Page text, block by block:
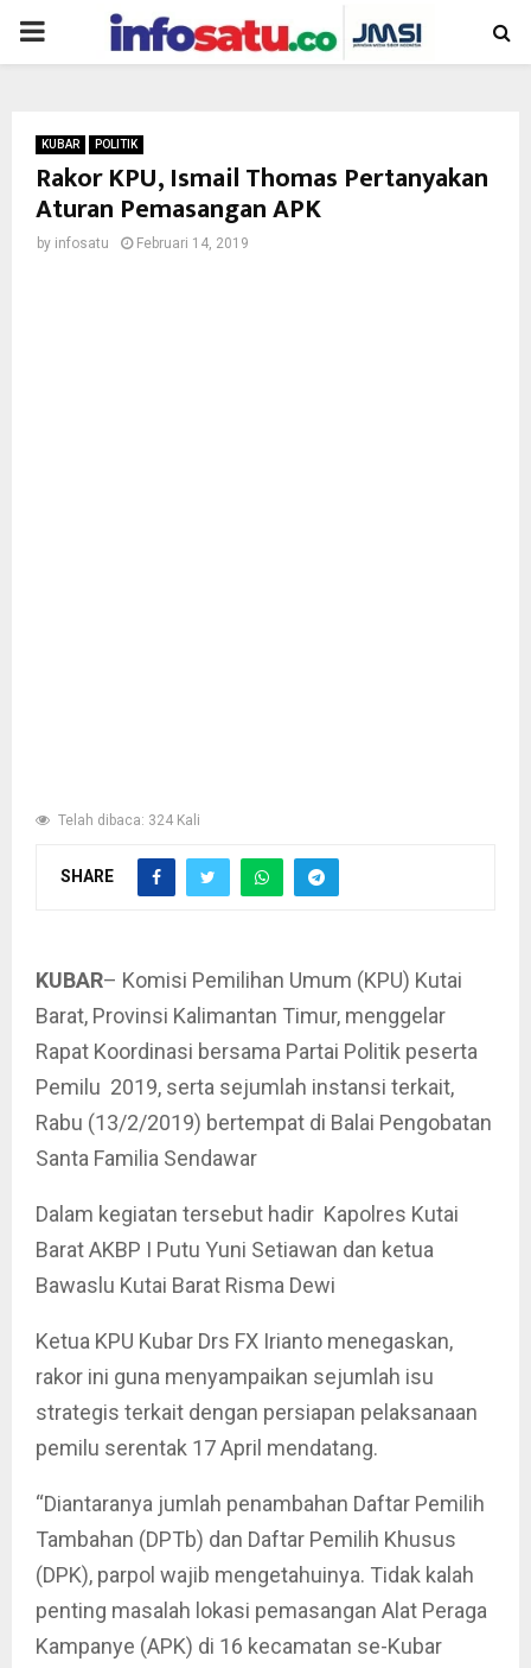
PRIMARY
KUBAR POLITIK
Rakor KPU, Ismail Thomas Pertanyakan
Aturan Pemasangan APK
by infosatu Februari 14, 2019
Telah dibaca: 324 Kali
SHARE
KUBAR– Komisi Pemilihan Umum (KPU) Kutai
Barat, Provinsi Kalimantan Timur, menggelar
Rapat Koordinasi bersama Partai Politik peserta
Pemilu 2019, serta sejumlah instansi terkait,
Rabu (13/2/2019) bertempat di Balai Pengobatan
Santa Familia Sendawar
Dalam kegiatan tersebut hadir Kapolres Kutai
Barat AKBP I Putu Yuni Setiawan dan ketua
Bawaslu Kutai Barat Risma Dewi
Ketua KPU Kubar Drs FX Irianto menegaskan,
rakor ini guna menyampaikan sejumlah isu
strategis terkait dengan persiapan pelaksanaan
pemilu serentak 17 April mendatang.
“Diantaranya jumlah penambahan Daftar Pemilih
Tambahan (DPTb) dan Daftar Pemilih Khusus
(DPK), parpol wajib mengetahuinya. Tidak kalah
penting masalah lokasi pemasangan Alat Peraga
Kampanye (APK) di 16 kecamatan se-Kubar